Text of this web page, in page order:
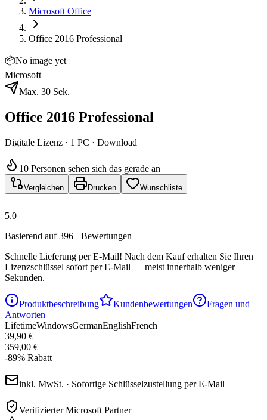
Microsoft Office
Office 2016 Professional
📦No image yet
Microsoft
Max. 30 Sek.
Office 2016 Professional
Digitale Lizenz · 1 PC · Download
10 Personen sehen sich das gerade an
Vergleichen Drucken Wunschliste
5.0
Basierend auf 396+ Bewertungen
Schnelle Lieferung per E-Mail! Nach dem Kauf erhalten Sie Ihren
Lizenzschlüssel sofort per E-Mail — meist innerhalb weniger
Sekunden.
Produktbeschreibung Kundenbewertungen
Fragen und
Antworten
LifetimeWindowsGermanEnglishFrench
39,90 €
359,00 €
-89% Rabatt
inkl. MwSt. · Sofortige Schlüsselzustellung per E-Mail
Verifizierter Microsoft Partner